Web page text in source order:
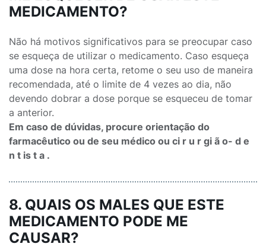
MEDICAMENTO?
Não há motivos significativos para se preocupar caso
se esqueça de utilizar o medicamento. Caso esqueça
uma dose na hora certa, retome o seu uso de maneira
recomendada, até o limite de 4 vezes ao dia, não
devendo dobrar a dose porque se esqueceu de tomar
a anterior.
Em caso de dúvidas, procure orientação do
farmacêutico ou de seu médico ou ci r u r gi ã o- d e
n t is t a .
8. QUAIS OS MALES QUE ESTE
MEDICAMENTO PODE ME
CAUSAR?